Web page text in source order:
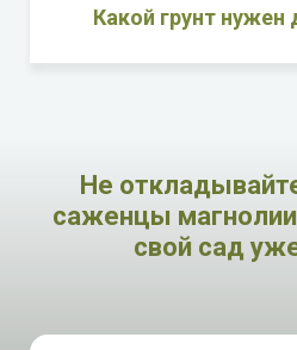
Какой грунт нужен
Не
саженцы магнолии
свой сад